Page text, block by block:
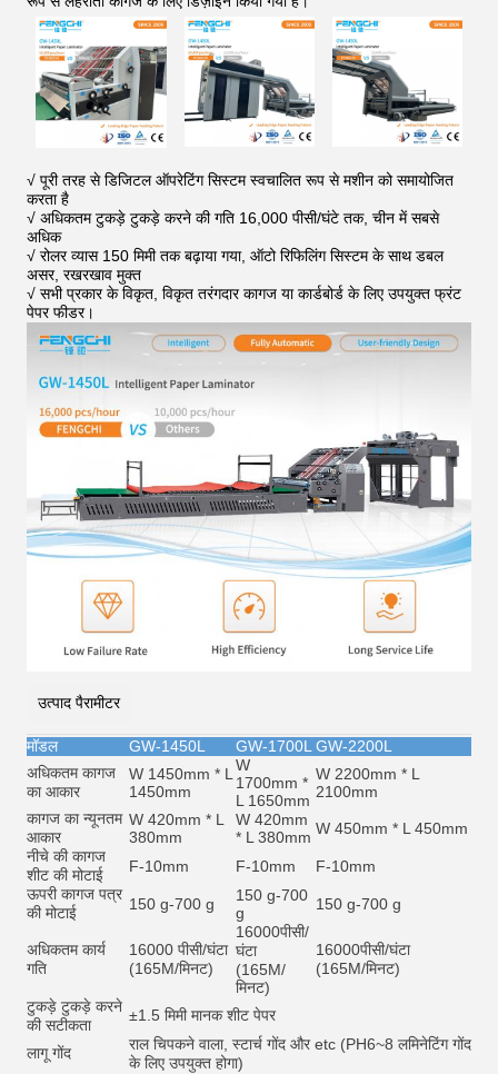
√ पूरी तरह से डिजिटल ऑपरेटिंग सिस्टम स्वचालित रूप से मशीन को समायोजित
करता है
√ अधिकतम टुकड़े टुकड़े करने की गति 16,000 पीसी/घंटे तक, चीन में सबसे
अधिक
√ रोलर व्यास 150 मिमी तक बढ़ाया गया, ऑटो रिफिलिंग सिस्टम के साथ डबल
असर, रखरखाव मुक्त
√ सभी प्रकार के विकृत, विकृत तरंगदार कागज या कार्डबोर्ड के लिए उपयुक्त फ्रंट
पेपर फीडर।
उत्पाद पैरामीटर
मॉडल GW-1450L GW-1700L GW-2200L
अधिकतम कागज
का आकार
W 1450mm * L
1450mm
W
1700mm *
L 1650mm
W 2200mm * L
2100mm
कागज का न्यूनतम
आकार
W 420mm * L
380mm
W 420mm
* L 380mm W 450mm * L 450mm
नीचे की कागज
शीट की मोटाई
F-10mm F-10mm
F-10mm
ऊपरी कागज पत्र
की मोटाई
150 g-700 g
150 g-700
g
150 g-700 g
अधिकतम कार्य
गति
16000 पीसी/घंटा
(165M/मिनट)
16000पीसी/
घंटा
(165M/
मिनट)
16000पीसी/घंटा
(165M/मिनट)
टुकड़े टुकड़े करने
की सटीकता
±1.5 मिमी मानक शीट पेपर
लागू गोंद राल चिपकने वाला, स्टार्च गोंद और etc (PH6~8 लमिनेटिंग गोंद
के लिए उपयुक्त होगा)